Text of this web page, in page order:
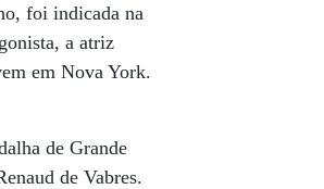
foi indicada na
a atriz
em Nova York.
de Grande
de Vabres.